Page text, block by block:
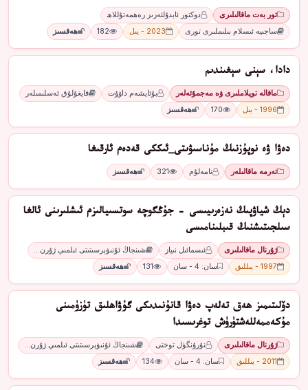
تور بەت ماقالىلىرى
دوكتور ئابدۇلئەزىز رەھمەتۇللاھ
ساجىيە ئىسلام بىلىملىرى تورى
2023 - يىل 182 ھەقسىز
دادا، سېنى سېغىندىم
ماقالە توپلاملىرى ۋە مەجمۇئەلەر بۇئايشەم داۋۇت
قايغۇلۇق ئەسلىمىلەر
1996 - يىل
170 ھەقسىز
دەۋا ۋە نوپۇزنىڭ مۇناسىۋىتى_ئىككى قەدەم ئارقىغا
تەرمە ماقالىلەر نامەلۇم 321 ھەقسىز
دېڭ شياۋپىڭ نەزەرىيىسى - جۇڭگوچە سوتسىيالىزم ئىشلىرىنى ئالغا
سىلجىتىشنىڭ قىبلىنامىسى
ژۇرنال ماقالىلىرى ئىسمائىل نىياز
شىنجاڭ ئۇنىۋېرسىتىتى ئىلمىي ژۇرن…
1997 - يىللىق
سان: 4 - سان 131 ھەقسىز
دۆلىتىمىز ھەق تەلەپ دەۋا قانۇنىدىكى گۇۋاھلىق تۈزۈمىنى
مۇكەممەللەشتۈرۈش توغرىسىدا
ژۇرنال ماقالىلىرى نۇرۇنگۈل توختى
شىنجاڭ ئۇنىۋېرسىتىتى ئىلمىي ژۇرن…
2011 - يىللىق
سان: 4 - سان 134 ھەقسىز